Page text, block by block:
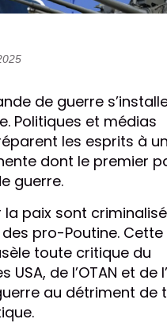
de guerre
Politiques et médias
les esprits à
dont le premier
guerre.
la paix sont
pro-Poutine. Cette
toute critique du
USA, de l’OTAN et de
au détriment de